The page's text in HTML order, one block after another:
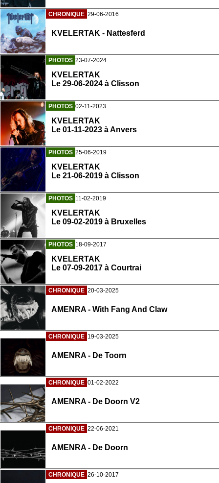
CHRONIQUE 29-06-2016
KVELERTAK - Nattesferd
PHOTOS 23-07-2024
KVELERTAK
Le 29-06-2024 à Clisson
PHOTOS 02-11-2023
KVELERTAK
Le 01-11-2023 à Anvers
PHOTOS 25-06-2019
KVELERTAK
Le 21-06-2019 à Clisson
PHOTOS 11-02-2019
KVELERTAK
Le 09-02-2019 à Bruxelles
PHOTOS 18-09-2017
KVELERTAK
Le 07-09-2017 à Courtrai
CHRONIQUE 20-03-2025
AMENRA - With Fang And Claw
CHRONIQUE 19-03-2025
AMENRA - De Toorn
CHRONIQUE 01-02-2022
AMENRA - De Doorn V2
CHRONIQUE 22-06-2021
AMENRA - De Doorn
CHRONIQUE 26-10-2017